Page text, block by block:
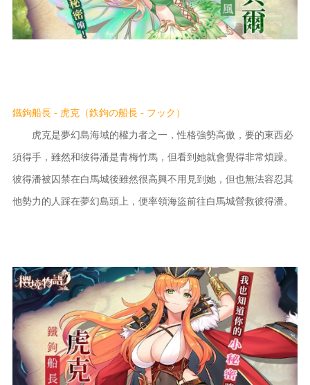
鐵鉤船長 - 虎克（鉄鉤の船長 - フック）
虎克是夢幻島海域的權力者之一，性格強勢高傲，要的東西必
須得手，雖然和彼得潘是青梅竹馬，但看到她就會覺得非常煩躁。
彼得潘被囚禁在白馬城後雖然很高興不用見到她，但也無法容忍其
他勢力的人踩在夢幻島頭上，便率領海盜前往白馬城營救彼得潘。